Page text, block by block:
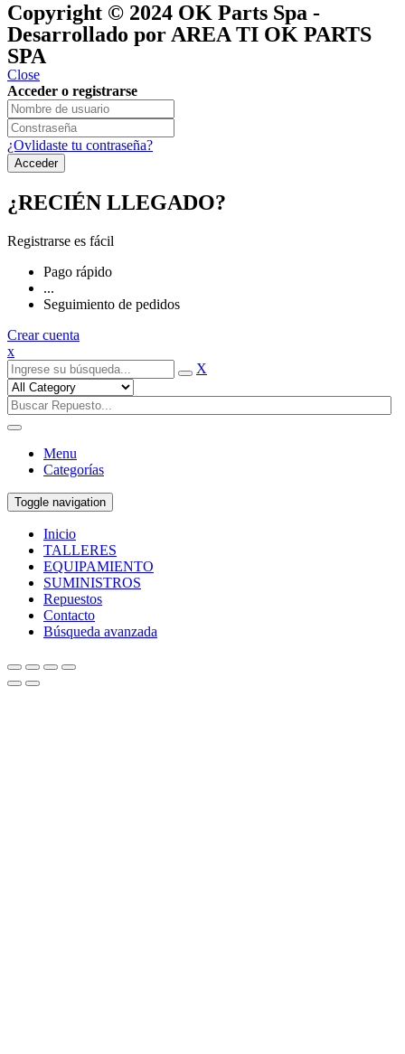
Copyright © 2024 OK Parts Spa -
Desarrollado por AREA TI OK PARTS
SPA
Close
Acceder o registrarse
¿Ovlidaste tu contraseña?
¿RECIÉN LLEGADO?
Registrarse es fácil
Pago rápido
...
Seguimiento de pedidos
Crear cuenta
x
X
Menu
Categorías
Toggle navigation
Inicio
TALLERES
EQUIPAMIENTO
SUMINISTROS
Repuestos
Contacto
Búsqueda avanzada